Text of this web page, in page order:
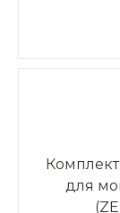
для